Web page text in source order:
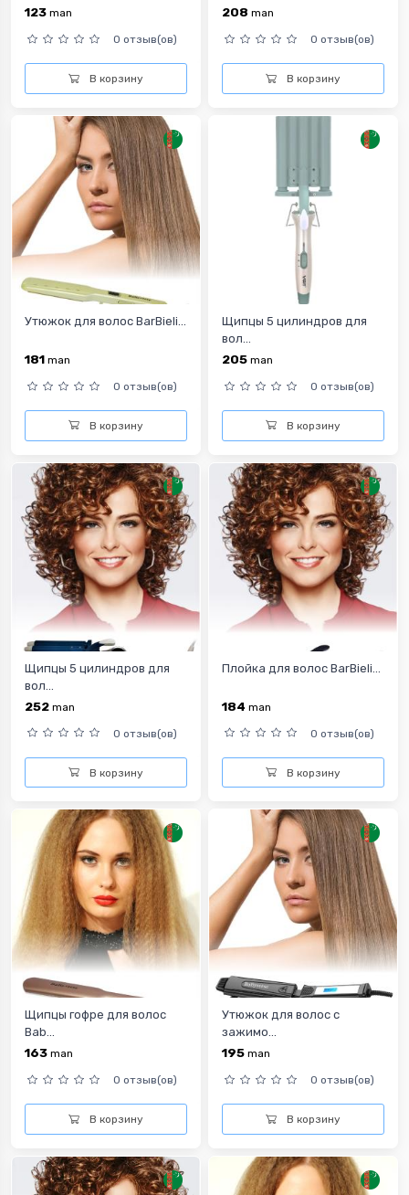
123 man
0 отзыв(ов)
В корзину
208 man
0 отзыв(ов)
В корзину
Утюжок для волос BarBieli...
181 man
0 отзыв(ов)
В корзину
Щипцы 5 цилиндров для
вол...
205 man
0 отзыв(ов)
В корзину
Щипцы 5 цилиндров для
вол...
252 man
0 отзыв(ов)
В корзину
Плойка для волос BarBieli...
184 man
0 отзыв(ов)
В корзину
Щипцы гофре для волос
Bab...
163 man
0 отзыв(ов)
В корзину
Утюжок для волос с
зажимо...
195 man
0 отзыв(ов)
В корзину